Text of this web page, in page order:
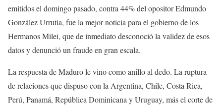
emitidos el domingo pasado, contra 44% del opositor Edmundo
González Urrutia, fue la mejor noticia para el gobierno de los
Hermanos Milei, que de inmediato desconoció la validez de esos
datos y denunció un fraude en gran escala.
La respuesta de Maduro le vino como anillo al dedo. La ruptura
de relaciones que dispuso con la Argentina, Chile, Costa Rica,
Perú, Panamá, República Dominicana y Uruguay, más el corte de